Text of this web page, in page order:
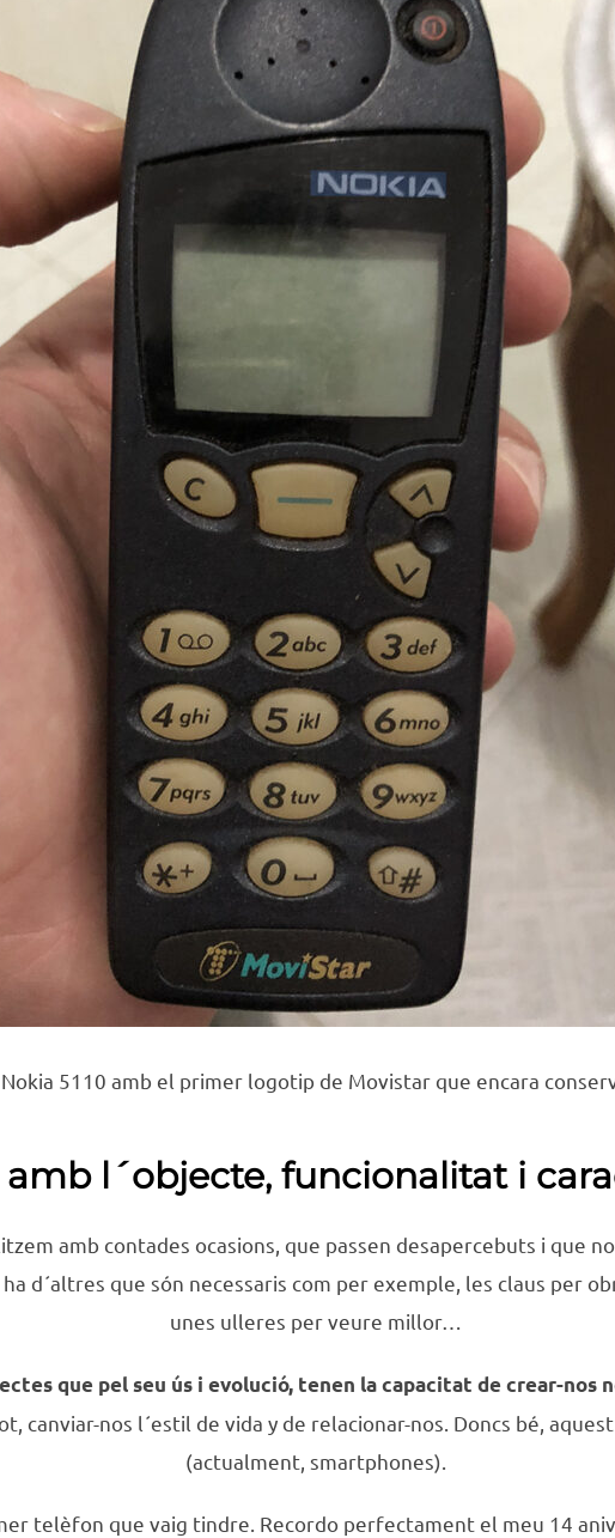
Nokia 5110 amb el primer logotip de Movistar que encara
l´objecte, funcionalitat i
amb contades ocasions, que passen desapercebuts i que
d´altres que són necessaris com per exemple, les claus per
unes ulleres per veure millor…
que pel seu ús i evolució, tenen la capacitat de crear-nos
canviar-nos l´estil de vida y de relacionar-nos. Doncs bé,
(actualment, smartphones).
telèfon que vaig tindre. Recordo perfectament el meu 14